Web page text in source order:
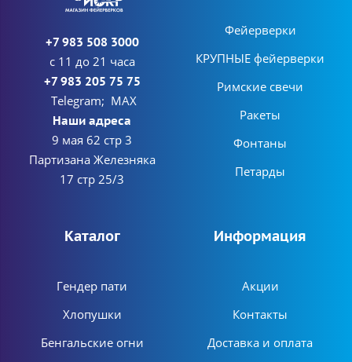
+7 983 508 3000
с 11 до 21 часа
+7 983 205 75 75
Telegram; MAX
Наши адреса
9 мая 62 стр 3
Партизана Железняка
17 стр 25/3
Фейерверки
КРУПНЫЕ фейерверки
Римские свечи
Ракеты
Фонтаны
Петарды
Каталог
Гендер пати
Хлопушки
Бенгальские огни
Информация
Акции
Контакты
Доставка и оплата